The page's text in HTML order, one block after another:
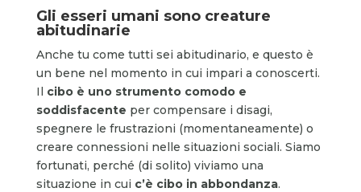
Gli esseri umani sono creature
abitudinarie
Anche tu come tutti sei abitudinario, e questo è
un bene nel momento in cui impari a conoscerti.
Il cibo è uno strumento comodo e
soddisfacente per compensare i disagi,
spegnere le frustrazioni (momentaneamente) o
creare connessioni nelle situazioni sociali. Siamo
fortunati, perché (di solito) viviamo una
situazione in cui c’è cibo in abbondanza.